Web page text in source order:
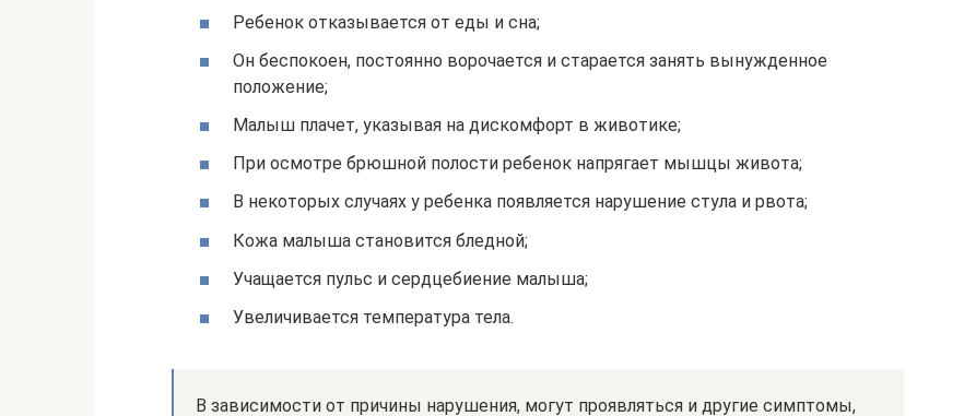
Ребенок отказывается от еды и сна;
Он беспокоен, постоянно ворочается и старается занять вынужденное
положение;
Малыш плачет, указывая на дискомфорт в животике;
При осмотре брюшной полости ребенок напрягает мышцы живота;
В некоторых случаях у ребенка появляется нарушение стула и рвота;
Кожа малыша становится бледной;
Учащается пульс и сердцебиение малыша;
Увеличивается температура тела.
В зависимости от причины нарушения, могут проявляться и другие симптомы,